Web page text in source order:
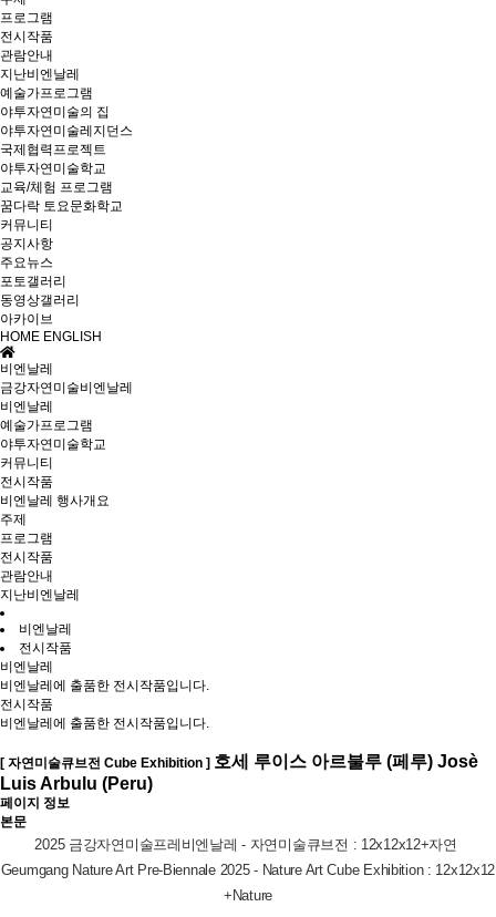
프로그램
전시작품
관람안내
지난비엔날레
예술가프로그램
야투자연미술의 집
야투자연미술레지던스
국제협력프로젝트
야투자연미술학교
교육/체험 프로그램
꿈다락 토요문화학교
커뮤니티
공지사항
주요뉴스
포토갤러리
동영상갤러리
아카이브
HOME ENGLISH
비엔날레
금강자연미술비엔날레
비엔날레
예술가프로그램
야투자연미술학교
커뮤니티
전시작품
비엔날레 행사개요
주제
프로그램
전시작품
관람안내
지난비엔날레
비엔날레
전시작품
비엔날레
비엔날레에 출품한 전시작품입니다.
전시작품
비엔날레에 출품한 전시작품입니다.
[ 자연미술큐브전 Cube Exhibition ] 호세 루이스 아르불루 (페루) Josè
Luis Arbulu (Peru)
페이지 정보
본문
2025 금강자연미술프레비엔날레 - 자연미술큐브전 : 12x12x12+자연
Geumgang Nature Art Pre-Biennale 2025 - Nature Art Cube Exhibition : 12x12x12
+Nature